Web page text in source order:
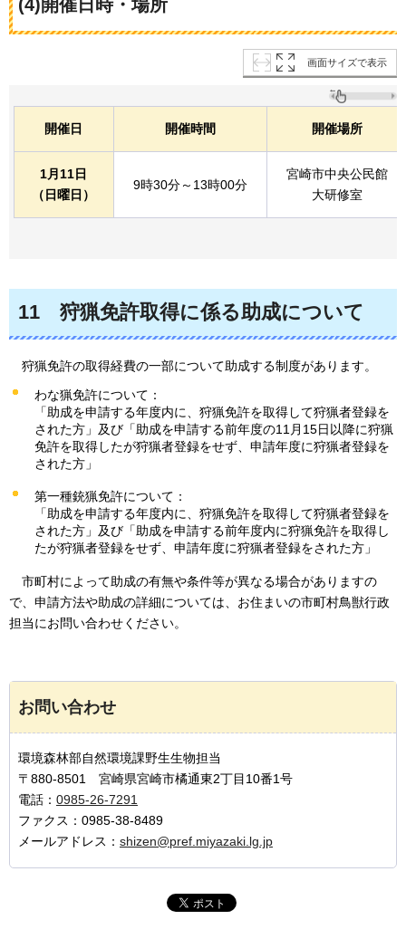
(4)開催日時・場所
画面サイズで表示
開催日 開催時間 開催場所
1月11日
（日曜日）
9時30分～13時00分
宮崎市中央公民館
大研修室
11 狩猟免許取得に係る助成について
狩猟免許の取得経費の一部について助成する制度があります。
わな猟免許について：
「助成を申請する年度内に、狩猟免許を取得して狩猟者登録を
された方」及び「助成を申請する前年度の11月15日以降に狩猟
免許を取得したが狩猟者登録をせず、申請年度に狩猟者登録を
された方」
第一種銃猟免許について：
「助成を申請する年度内に、狩猟免許を取得して狩猟者登録を
された方」及び「助成を申請する前年度内に狩猟免許を取得し
たが狩猟者登録をせず、申請年度に狩猟者登録をされた方」
市町村によって助成の有無や条件等が異なる場合がありますの
で、申請方法や助成の詳細については、お住まいの市町村鳥獣行政
担当にお問い合わせください。
お問い合わせ
環境森林部自然環境課野生生物担当
〒880-8501 宮崎県宮崎市橘通東2丁目10番1号
電話： 0985-26-7291
ファクス：0985-38-8489
メールアドレス： shizen@pref.miyazaki.lg.jp